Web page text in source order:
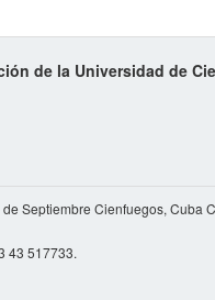
de la Universidad de
Septiembre Cienfuegos, Cuba
43 517733.